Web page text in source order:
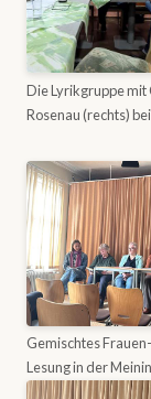
Die Lyrikgruppe mit
Rosenau (rechts)
Gemischtes
Lesung in der